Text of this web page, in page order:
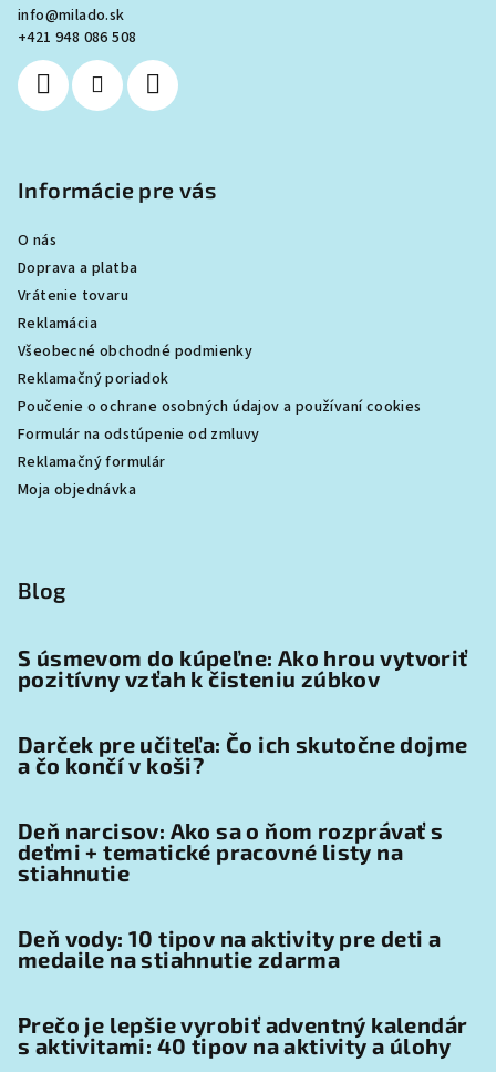
info@milado.sk
+421 948 086 508
Informácie pre vás
O nás
Doprava a platba
Vrátenie tovaru
Reklamácia
Všeobecné obchodné podmienky
Reklamačný poriadok
Poučenie o ochrane osobných údajov a používaní cookies
Formulár na odstúpenie od zmluvy
Reklamačný formulár
Moja objednávka
Blog
S úsmevom do kúpeľne: Ako hrou vytvoriť
pozitívny vzťah k čisteniu zúbkov
Darček pre učiteľa: Čo ich skutočne dojme
a čo končí v koši?
Deň narcisov: Ako sa o ňom rozprávať s
deťmi + tematické pracovné listy na
stiahnutie
Deň vody: 10 tipov na aktivity pre deti a
medaile na stiahnutie zdarma
Prečo je lepšie vyrobiť adventný kalendár
s aktivitami: 40 tipov na aktivity a úlohy